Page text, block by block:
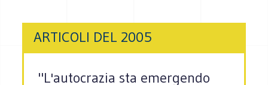
ARTICOLI DEL 2005
"L'autocrazia sta emergendo